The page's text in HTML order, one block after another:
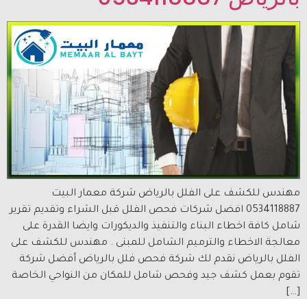
مهندس للكشف على الفلل بالرياض شركة معمار البيت
0534118887 افضل شركات فحص الفلل قبل الشراء وتقديم تقرير
شامل كافة اخطاء البناء والتنفيذ والديكورات وايضا القدرة على
معالجة الاخطاء والترميم الشامل للمبنى . مهندس للكشف على
الفلل بالرياض نقدم لك شركة فحص فلل بالرياض أفضل شركة
تقوم بعمل كشف جيد وفحص شامل للمكان من النواحي الخاصة
[…]